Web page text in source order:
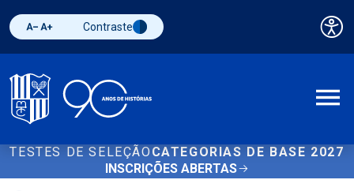
Diminuir fonte
Aumentar fonteAlternar contraste
Contraste
TESTES DE SELEÇÃO CATEGORIAS DE BASE 2027
INSCRIÇÕES ABERTAS